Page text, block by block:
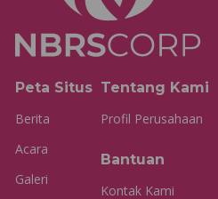
Peta Situs
Berita
Acara
Galeri
Tentang Kami
Profil Perusahaan
Bantuan
Kontak Kami